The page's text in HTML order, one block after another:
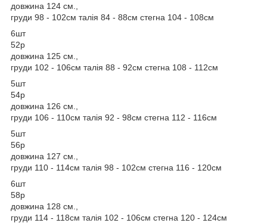
довжина 124 см.,
груди 98 - 102см талія 84 - 88см стегна 104 - 108см
6шт
52р
довжина 125 см.,
груди 102 - 106см талія 88 - 92см стегна 108 - 112см
5шт
54р
довжина 126 см.,
груди 106 - 110см талія 92 - 98см стегна 112 - 116см
5шт
56р
довжина 127 см.,
груди 110 - 114см талія 98 - 102см стегна 116 - 120см
6шт
58р
довжина 128 см.,
груди 114 - 118см талія 102 - 106см стегна 120 - 124см